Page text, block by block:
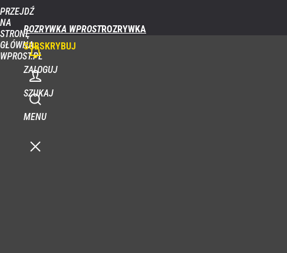
PRZEJDŹ
NA
STRONĘ
GŁÓWNĄ
WPROST.PL
ROZRYWKA WPROST
SUBSKRYBUJ
ZALOGUJ
SZUKAJ
MENU